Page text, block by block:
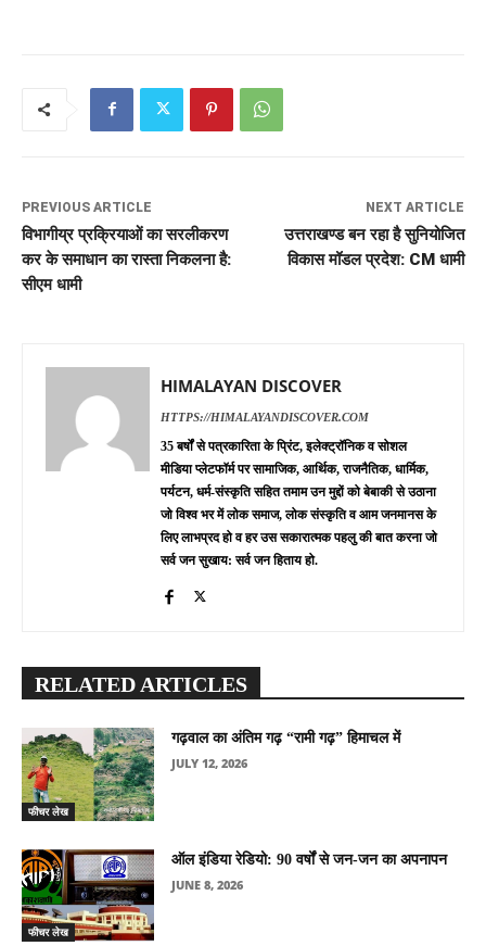
PREVIOUS ARTICLE
विभागीय्र प्रक्रियाओं का सरलीकरण
कर के समाधान का रास्ता निकलना है:
सीएम धामी
NEXT ARTICLE
उत्तराखण्ड बन रहा है सुनियोजित
विकास मॉडल प्रदेश: CM धामी
HIMALAYAN DISCOVER
HTTPS://HIMALAYANDISCOVER.COM
35 बर्षों से पत्रकारिता के प्रिंट, इलेक्ट्रॉनिक व सोशल
मीडिया प्लेटफॉर्म पर सामाजिक, आर्थिक, राजनैतिक, धार्मिक,
पर्यटन, धर्म-संस्कृति सहित तमाम उन मुद्दों को बेबाकी से उठाना
जो विश्व भर में लोक समाज, लोक संस्कृति व आम जनमानस के
लिए लाभप्रद हो व हर उस सकारात्मक पहलु की बात करना जो
सर्व जन सुखाय: सर्व जन हिताय हो.
RELATED ARTICLES
फीचर लेख
गढ़वाल का अंतिम गढ़ “रामी गढ़” हिमाचल में
JULY 12, 2026
फीचर लेख
ऑल इंडिया रेडियो: 90 वर्षों से जन-जन का अपनापन
JUNE 8, 2026